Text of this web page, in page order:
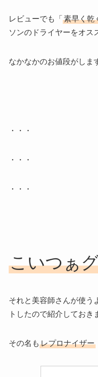
レビューでも「 素早く乾
ソンのドライヤーをオス
なかなかのお値段がしま
・・・
・・・
・・・
こいつぁ
それと美容師さんが使う
トしたので紹介しておき
その名も レプロナイザー